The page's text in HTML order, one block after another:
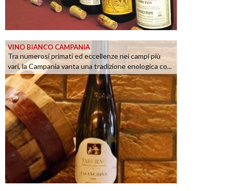
VINO BIANCO CAMPANIA
Tra numerosi primati ed eccellenze nei campi più
vari, la Campania vanta una tradizione enologica co...